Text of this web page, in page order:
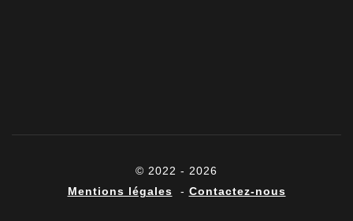
© 2022 - 2026
Mentions légales - Contactez-nous